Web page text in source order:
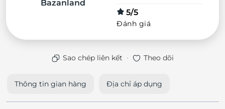
Bazanland
5/5
Đánh giá
Sao chép liên kết · Theo dõi
Thông tin gian hàng Địa chỉ áp dụng